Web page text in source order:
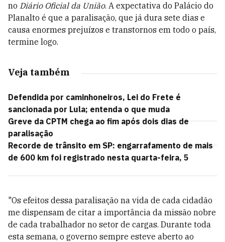
no Diário Oficial da União. A expectativa do Palácio do
Planalto é que a paralisação, que já dura sete dias e
causa enormes prejuízos e transtornos em todo o país,
termine logo.
Veja também
Defendida por caminhoneiros, Lei do Frete é
sancionada por Lula; entenda o que muda
Greve da CPTM chega ao fim após dois dias de
paralisação
Recorde de trânsito em SP: engarrafamento de mais
de 600 km foi registrado nesta quarta-feira, 5
"Os efeitos dessa paralisação na vida de cada cidadão
me dispensam de citar a importância da missão nobre
de cada trabalhador no setor de cargas. Durante toda
esta semana, o governo sempre esteve aberto ao